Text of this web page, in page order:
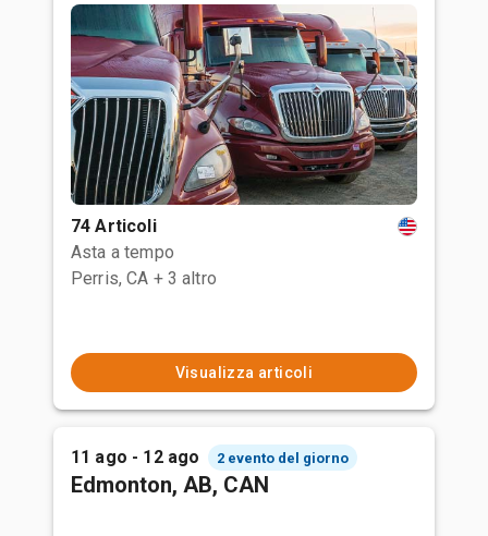
74 Articoli
Asta a tempo
Perris, CA + 3 altro
Visualizza articoli
11 ago - 12 ago 2 evento del giorno
Edmonton, AB, CAN